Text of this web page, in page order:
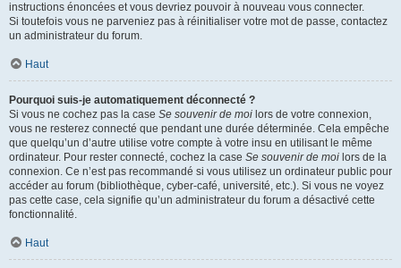
instructions énoncées et vous devriez pouvoir à nouveau vous connecter.
Si toutefois vous ne parveniez pas à réinitialiser votre mot de passe, contactez
un administrateur du forum.
Haut
Pourquoi suis-je automatiquement déconnecté ?
Si vous ne cochez pas la case Se souvenir de moi lors de votre connexion,
vous ne resterez connecté que pendant une durée déterminée. Cela empêche
que quelqu’un d’autre utilise votre compte à votre insu en utilisant le même
ordinateur. Pour rester connecté, cochez la case Se souvenir de moi lors de la
connexion. Ce n’est pas recommandé si vous utilisez un ordinateur public pour
accéder au forum (bibliothèque, cyber-café, université, etc.). Si vous ne voyez
pas cette case, cela signifie qu’un administrateur du forum a désactivé cette
fonctionnalité.
Haut